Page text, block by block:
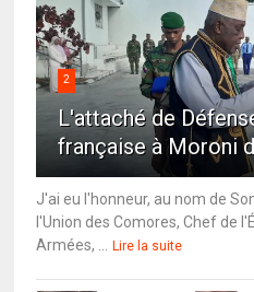
2
L'attaché de
française à Moroni
J'ai eu l'honneur, au nom de
l'Union des Comores, Chef de
Armées, ...
Lire la suite